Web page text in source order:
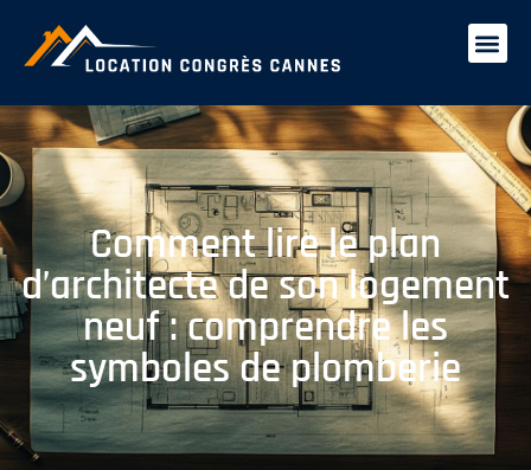
Comment lire le plan
d’architecte de son logement
neuf : comprendre les
symboles de plomberie